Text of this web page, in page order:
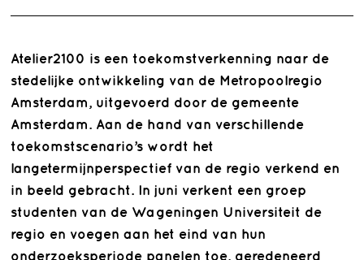
Atelier2100 is een toekomstverkenning naar de
stedelijke ontwikkeling van de Metropoolregio
Amsterdam, uitgevoerd door de gemeente
Amsterdam. Aan de hand van verschillende
toekomstscenario’s wordt het
langetermijnperspectief van de regio verkend en
in beeld gebracht. In juni verkent een groep
studenten van de Wageningen Universiteit de
regio en voegen aan het eind van hun
onderzoeksperiode panelen toe, geredeneerd